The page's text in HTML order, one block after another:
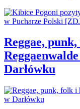
Reggae,
Darłówku